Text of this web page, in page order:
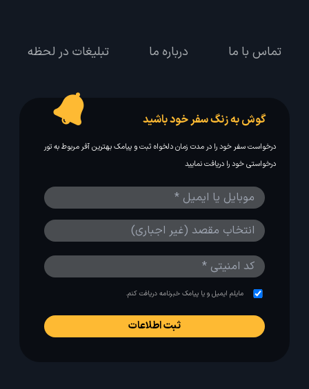
تماس با ما درباره ما تبلیغات در لحظه
گوش به زنگ سفر خود باشید
درخواست سفر خود را در مدت زمان دلخواه ثبت و پیامک بهترین آفر مربوط به تور
درخواستی خود را دریافت نمایید
مایلم ایمیل و یا پیامک خبرنامه دریافت کنم.